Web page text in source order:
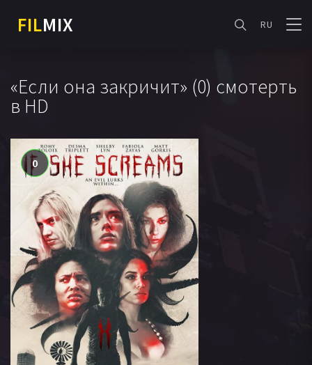
FILMIX RU
«Если она закричит» (0) смотерть
в HD
0